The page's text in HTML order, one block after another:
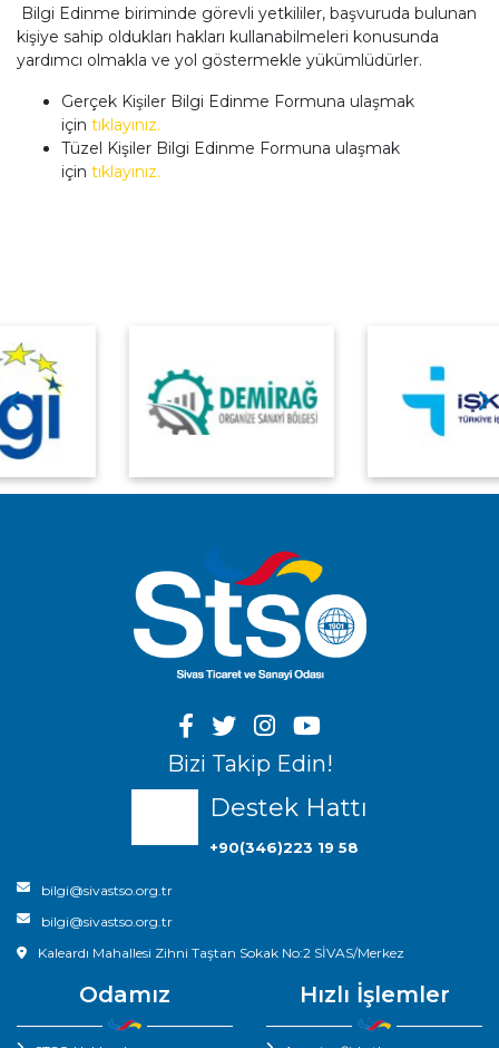
Bilgi Edinme biriminde görevli yetkililer, başvuruda bulunan
kişiye sahip oldukları hakları kullanabilmeleri konusunda
yardımcı olmakla ve yol göstermekle yükümlüdürler.
Gerçek Kişiler Bilgi Edinme Formuna ulaşmak
için tıklayınız.
Tüzel Kişiler Bilgi Edinme Formuna ulaşmak
için tıklayınız.
Bizi Takip Edin!
Destek Hattı
+90(346)223 19 58
bilgi@sivastso.org.tr
bilgi@sivastso.org.tr
Kaleardı Mahallesi Zihni Taştan Sokak No:2 SİVAS/Merkez
Odamız Hızlı İşlemler